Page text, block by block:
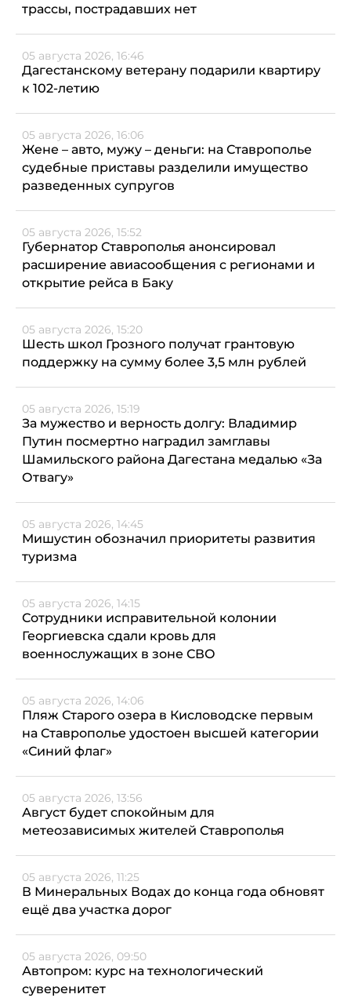
трассы, пострадавших нет
05 августа 2026, 16:46
Дагестанскому ветерану подарили квартиру
к 102-летию
05 августа 2026, 16:06
Жене – авто, мужу – деньги: на Ставрополье
судебные приставы разделили имущество
разведенных супругов
05 августа 2026, 15:52
Губернатор Ставрополья анонсировал
расширение авиасообщения с регионами и
открытие рейса в Баку
05 августа 2026, 15:20
Шесть школ Грозного получат грантовую
поддержку на сумму более 3,5 млн рублей
05 августа 2026, 15:19
За мужество и верность долгу: Владимир
Путин посмертно наградил замглавы
Шамильского района Дагестана медалью «За
Отвагу»
05 августа 2026, 14:45
Мишустин обозначил приоритеты развития
туризма
05 августа 2026, 14:15
Сотрудники исправительной колонии
Георгиевска сдали кровь для
военнослужащих в зоне СВО
05 августа 2026, 14:06
Пляж Старого озера в Кисловодске первым
на Ставрополье удостоен высшей категории
«Синий флаг»
05 августа 2026, 13:56
Август будет спокойным для
метеозависимых жителей Ставрополья
05 августа 2026, 11:25
В Минеральных Водах до конца года обновят
ещё два участка дорог
05 августа 2026, 09:50
Автопром: курс на технологический
суверенитет